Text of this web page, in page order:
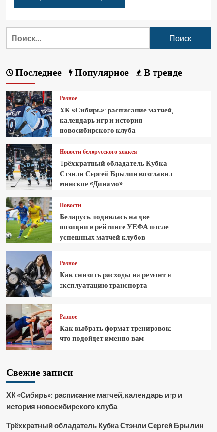
Последнее Популярное В тренде
Разное
ХК «Сибирь»: расписание матчей,
календарь игр и история
новосибирского клуба
Новости белорусского хоккея
Трёхкратный обладатель Кубка
Стэнли Сергей Брылин возглавил
минское «Динамо»
Новости
Беларусь поднялась на две
позиции в рейтинге УЕФА после
успешных матчей клубов
Разное
Как снизить расходы на ремонт и
эксплуатацию транспорта
Разное
Как выбрать формат тренировок:
что подойдет именно вам
Свежие записи
ХК «Сибирь»: расписание матчей, календарь игр и
история новосибирского клуба
Трёхкратный обладатель Кубка Стэнли Сергей Брылин